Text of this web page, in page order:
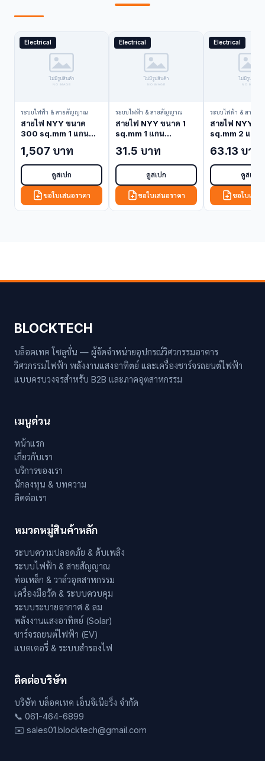
Electrical
ระบบไฟฟ้า & สายสัญญาณ
สายไฟ NYY ขนาด
300 sq.mm 1 แกน
300-1C-YZ (NYY
Cable)
1,507 บาท
ดูสเปก
ขอใบเสนอราคา
Electrical
ระบบไฟฟ้า & สายสัญญาณ
สายไฟ NYY ขนาด 1
sq.mm 1 แกน
NYY-1-1C (NYY
Cable)
31.5 บาท
ดูสเปก
ขอใบเสนอราคา
Electrical
ระบบไฟฟ้า & สายสั
สายไฟ NYY ข
sq.mm 2 แกน
NYY-1-2C
Cable)
63.13 บาท
ดูสเปก
ขอใบเสน
BLOCKTECH
บล็อคเทค โซลูชั่น — ผู้จัดจำหน่ายอุปกรณ์วิศวกรรมอาคาร
วิศวกรรมไฟฟ้า พลังงานแสงอาทิตย์ และเครื่องชาร์จรถยนต์ไฟฟ้า
แบบครบวงจรสำหรับ B2B และภาคอุตสาหกรรม
เมนูด่วน
หน้าแรก
เกี่ยวกับเรา
บริการของเรา
นักลงทุน & บทความ
ติดต่อเรา
หมวดหมู่สินค้าหลัก
ระบบความปลอดภัย & ดับเพลิง
ระบบไฟฟ้า & สายสัญญาณ
ท่อเหล็ก & วาล์วอุตสาหกรรม
เครื่องมือวัด & ระบบควบคุม
ระบบระบายอากาศ & ลม
พลังงานแสงอาทิตย์ (Solar)
ชาร์จรถยนต์ไฟฟ้า (EV)
แบตเตอรี่ & ระบบสำรองไฟ
ติดต่อบริษัท
บริษัท บล็อคเทค เอ็นจิเนียริ่ง จำกัด
📞 061-464-6899
✉️ sales01.blocktech@gmail.com